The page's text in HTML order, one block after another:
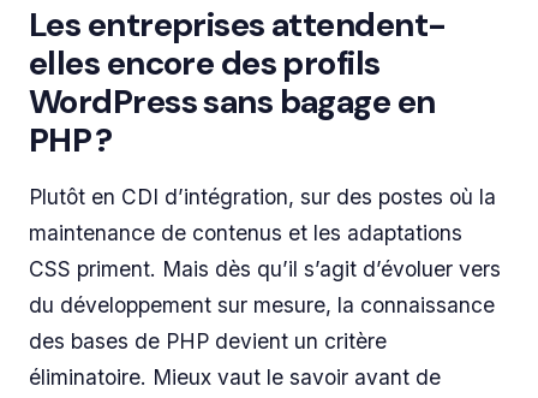
Les entreprises attendent-
elles encore des profils
WordPress sans bagage en
PHP ?
Plutôt en CDI d’intégration, sur des postes où la
maintenance de contenus et les adaptations
CSS priment. Mais dès qu’il s’agit d’évoluer vers
du développement sur mesure, la connaissance
des bases de PHP devient un critère
éliminatoire. Mieux vaut le savoir avant de